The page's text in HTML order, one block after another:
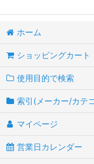
ホーム
ショッピングカート
使用目的で検索
索引(メーカー/カテ
マイページ
営業日カレンダー